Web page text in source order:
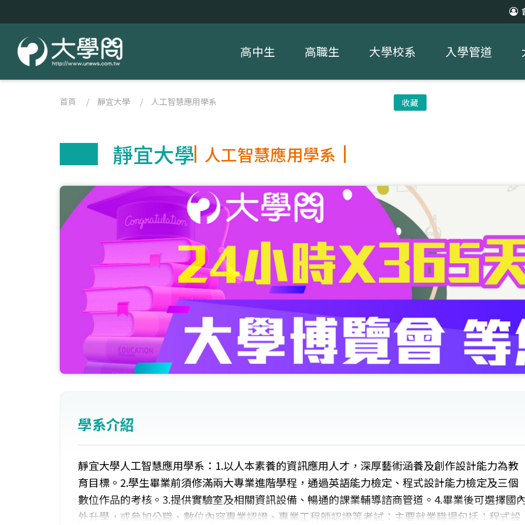
高中生 高職生 大學校系 入學管道
首頁 / 靜宜大學 / 人工智慧應用學系 收藏
靜宜大學 人工智慧應用學系
學系介紹
靜宜大學人工智慧應用學系：1.以人本素養的資訊應用人才，深厚藝術涵養及創作設計能力為教
育目標。2.學生畢業前須修滿兩大專業進階學程，通過英語能力檢定、程式設計能力檢定及三個
數位作品的考核。3.提供實驗室及相關資訊設備、暢通的課業輔導諮商管道。4.畢業後可選擇國
外升學，或參加公職、數位內容專業認證、專業工程師認證等考試；主要就業職場包括：程式設